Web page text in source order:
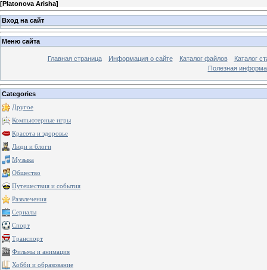
[Platonova Arisha]
Вход на сайт
Меню сайта
Главная страница Информация о сайте Каталог файлов
Каталог
Полезная
Categories
Другое
Компьютерные игры
Красота и здоровье
Люди и блоги
Музыка
Общество
Путешествия и события
Развлечения
Сериалы
Спорт
Транспорт
Фильмы и анимация
Хобби и образование